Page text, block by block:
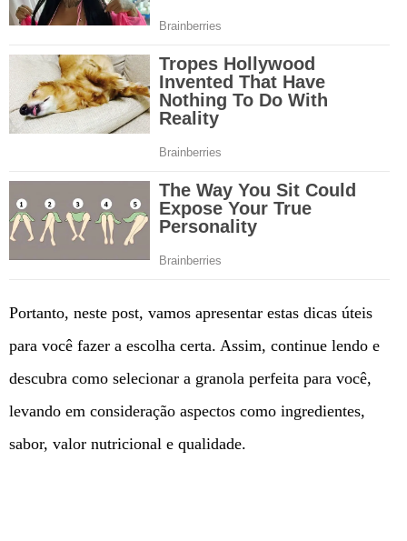
Portanto, neste post, vamos apresentar estas dicas úteis
para você fazer a escolha certa. Assim, continue lendo e
descubra como selecionar a granola perfeita para você,
levando em consideração aspectos como ingredientes,
sabor, valor nutricional e qualidade.